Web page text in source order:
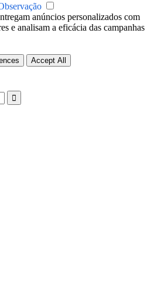
anúncios personalizados com
e analisam a eficácia das campanhas
Accept All